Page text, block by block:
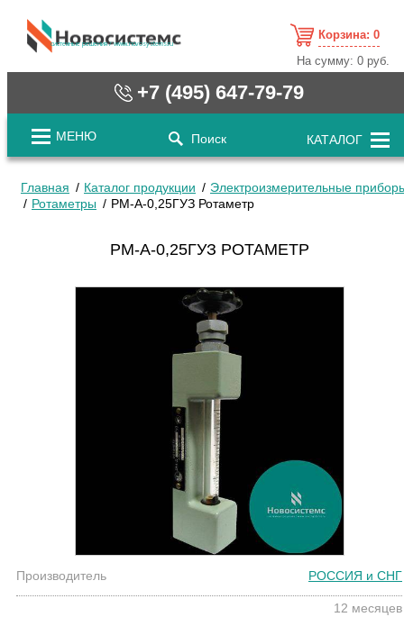
cистемные решения / www.novosystems.ru
Корзина: 0
На сумму:0 руб.
+7 (495) 647-79-79
МЕНЮ Поиск КАТАЛОГ
Главная Каталог продукции
Электроизмерительные
Ротаметры
РМ-А-0,25ГУЗ Ротаметр
РМ-А-0,25ГУЗ РОТАМЕТР
Производитель РОССИЯ и СНГ
12 месяцев